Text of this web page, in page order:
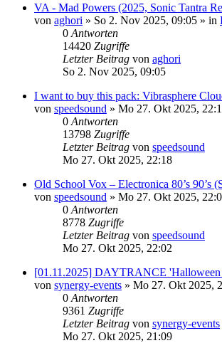
VA - Mad Powers (2025, Sonic Tantra
von aghori » So 2. Nov 2025, 09:05 » in
0 Antworten
14420 Zugriffe
Letzter Beitrag von aghori
So 2. Nov 2025, 09:05
I want to buy this pack: Vibrasphere
von speedsound » Mo 27. Okt 2025,
0 Antworten
13798 Zugriffe
Letzter Beitrag von speedsound
Mo 27. Okt 2025, 22:18
Old School Vox – Electronica 80’s 90’s
von speedsound » Mo 27. Okt 2025,
0 Antworten
8778 Zugriffe
Letzter Beitrag von speedsound
Mo 27. Okt 2025, 22:02
[01.11.2025] DAYTRANCE
von synergy-events » Mo 27. Okt 2025,
0 Antworten
9361 Zugriffe
Letzter Beitrag von synergy-events
Mo 27. Okt 2025, 21:09